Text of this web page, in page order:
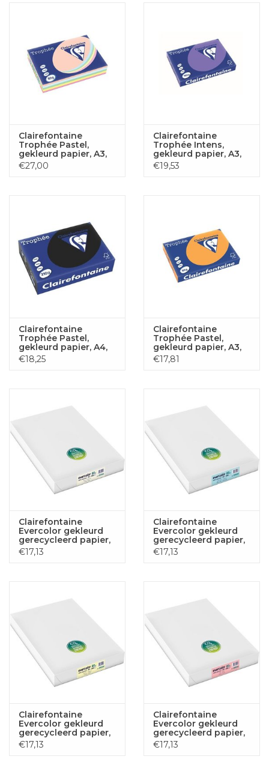
Clairefontaine
Trophée Pastel,
gekleurd papier, A3,
80 g, 5 x 100 vel,
geassorteerde
€27,00
Clairefontaine
Trophée Intens,
gekleurd papier, A3,
160 g, 250 vel, violet
€19,53
Clairefontaine
Trophée Pastel,
gekleurd papier, A4,
210 g, 250 vel, zwart
€18,25
Clairefontaine
Trophée Pastel,
gekleurd papier, A3,
80 g, 500 vel,
climentine
€17,81
Clairefontaine
Evercolor gekleurd
gerecycleerd papier,
A3, 80 g, 500 vel,
ivoor
€17,13
Clairefontaine
Evercolor gekleurd
gerecycleerd papier,
A3, 80 g, 500 vel,
helblauw
€17,13
Clairefontaine
Evercolor gekleurd
gerecycleerd papier,
A3, 80 g, 500 vel, geel
€17,13
Clairefontaine
Evercolor gekleurd
gerecycleerd papier,
A3, 80 g, 500 vel, roze
€17,13